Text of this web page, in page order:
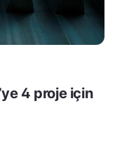
4 proje için